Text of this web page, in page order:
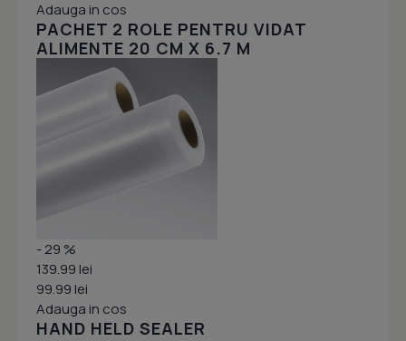
Adauga in cos
PACHET 2 ROLE PENTRU VIDAT
ALIMENTE 20 CM X 6.7 M
- 29 %
139.99 lei
99.99 lei
Adauga in cos
HAND HELD SEALER